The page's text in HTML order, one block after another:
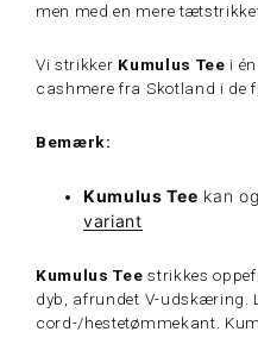
men med en mere
Vi strikker Kumulus Tee i
cashmere fra Skotland i de
Bemærk:
Kumulus Tee kan
variant
Kumulus Tee strikkes
dyb, afrundet V-udskæring.
cord-/hestetømmekant.